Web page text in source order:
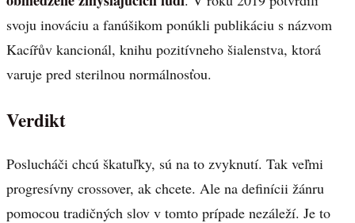
svoju inováciu a fanúšikom ponúkli publikáciu s názvom
Kacířův kancionál, knihu pozitívneho šialenstva, ktorá
varuje pred sterilnou normálnosťou.
Verdikt
Poslucháči chcú škatuľky, sú na to zvyknutí. Tak veľmi
progresívny crossover, ak chcete. Ale na definícii žánru
pomocou tradičných slov v tomto prípade nezáleží. Je to